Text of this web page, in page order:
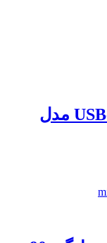
مبدل OTG Micro USB به USB-C مدل